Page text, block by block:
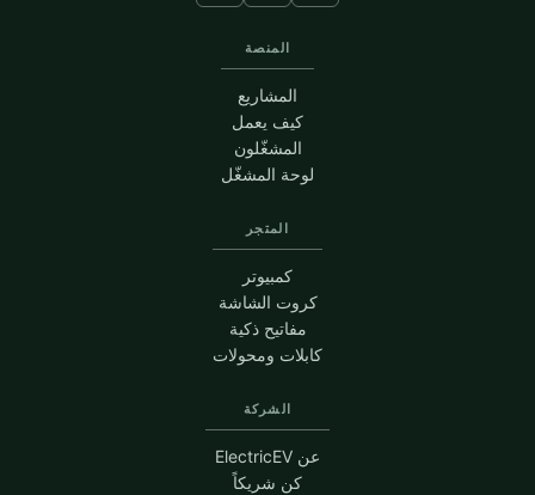
المنصة
المشاريع
كيف يعمل
المشغّلون
لوحة المشغّل
المتجر
كمبيوتر
كروت الشاشة
مفاتيح ذكية
كابلات ومحولات
الشركة
عن ElectricEV
كن شريكاً